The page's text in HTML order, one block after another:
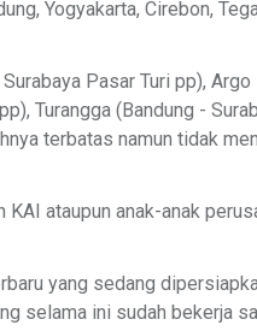
Yogyakarta, Cirebon,
Pasar Turi pp),
Turangga (Bandung -
terbatas namun tidak
ataupun anak-anak
yang sedang
selama ini sudah bekerja